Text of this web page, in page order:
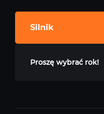
Silnik
Proszę wybrać rok!